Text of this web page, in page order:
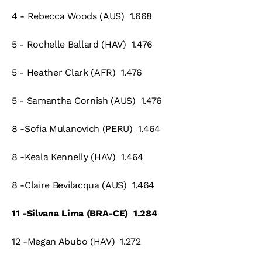
4 - Rebecca Woods (AUS)  1.668
5 - Rochelle Ballard (HAV)  1.476
5 - Heather Clark (AFR)  1.476
5 - Samantha Cornish (AUS)  1.476
8 -Sofia Mulanovich (PERU)  1.464
8 -Keala Kennelly (HAV)  1.464
8 -Claire Bevilacqua (AUS)  1.464
11 -Silvana Lima (BRA-CE)  1.284
12 -Megan Abubo (HAV)  1.272